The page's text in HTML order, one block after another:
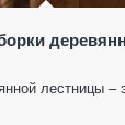
лестницы –